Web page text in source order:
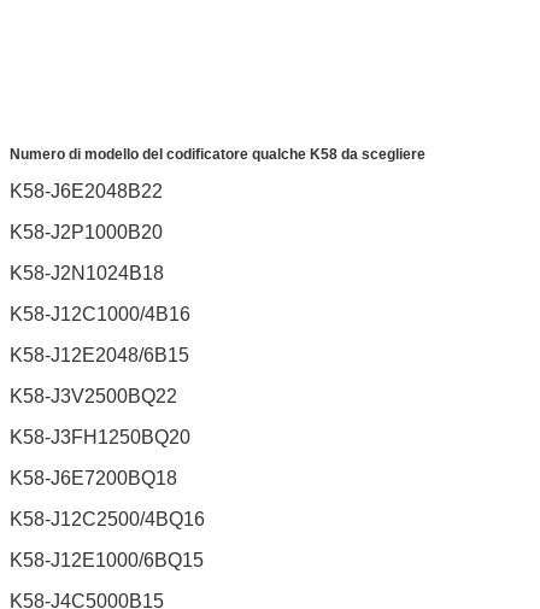
Numero di modello del codificatore qualche K58 da scegliere
K58-J6E2048B22
K58-J2P1000B20
K58-J2N1024B18
K58-J12C1000/4B16
K58-J12E2048/6B15
K58-J3V2500BQ22
K58-J3FH1250BQ20
K58-J6E7200BQ18
K58-J12C2500/4BQ16
K58-J12E1000/6BQ15
K58-J4C5000B15